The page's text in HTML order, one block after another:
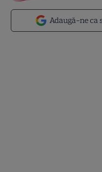
Adaugă-ne ca